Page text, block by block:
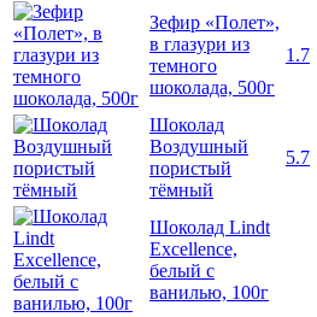
Зефир «Полет»,
в глазури из
темного
шоколада, 500г
1.7
Шоколад
Воздушный
пористый
тёмный
5.7
Шоколад Lindt
Excellence,
белый с
ванилью, 100г